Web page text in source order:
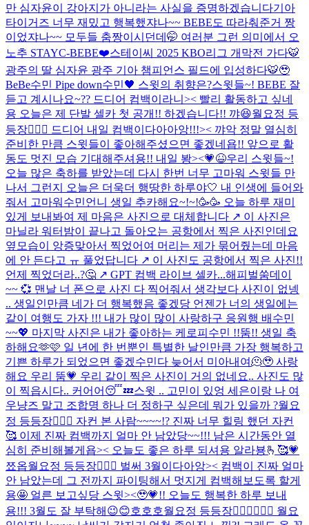
만 심자윤이 강아지가 아니라는 사실을 증명하겠습니다기아
타이거즈 너무 재밌고 행복했쟈나~~ BEBE도 따라춰준거 짱
이었쟈나~~ 모두들 춤짱이시던데🤭 여러분 그런 의미에서 오
노추 STAYC-BEBE❤️스테이씨 2025 KBO리그 개막전 가다🐯
광주의 딸 심자윤 광주 기아 챔피언스 필드에 입성하다🐯🥹
BeBe수민 Pipe down수민🖤 스윗의 취향은?스윗들~! BEBE 잘
듣고 계시나요~?? 드디어 컴백이라니>< 빨리 활동하고 싶네
용 오늘은 제 단발 셀카 첫 공개!! 하겠습니다!! 꺄😆월요정 등
등장🧚🏻‍♀️ 드디어 내일 컴백이다아아앙!!!>< 꺄악 정말 열심히
준비한 만큼 스윗들이 좋아해주셨으면 좋겠네욥!! 앞으로 활
동도 멋진 모습 기대해주셔용!! 내일 봥><💗😆우리 스윗들~!
오늘 많은 축하를 받았는데 다시 한번 너무 고마워 스윗들 만
나서 그런지 오늘은 더욱더 행땅한 하루야🤍 내 인생에 들어와
줘서 고마워 수민언니 생일 추카해요~!~!🥳🥳 오늘 하루 재미
있게 보내봐여 제 마음은 사진으로 대체합니다 ↗️ 이 사진은
마닐라 워터밤이 끝나고 돌아오는 공항에서 찍은 사진인데요
옆모습이 앙증맞아서 찍었어여 머리는 제가 묶어줬는데 마음
에 안 든다고 ㅠ 풀었답니다 ↗️ 이 사진도 공항에서 찍은 사진!!
언제 찍었더라..?🤔 ↗️ GPT 컴백 라이브 셀카...해피벌쑴데이
~~ 💞 맨날 너 폰으로 사진 다 찍어줘서 생각보다 사진이 없넹
.. 생일인만큼 네가 더 행복했음 좋겠당 언젠가 너의 생일에는
같이 여행도 가자 !!! 내가 많이 많이 사랑하구 응원행 배수민
~~💖 마지막 사진은 내가 좋아하는 케로피수민 !!뚬!! 생일 축
하해요🫶🩷 일 년에 한 번뿐인 특별한 날인만큼 가장 행복하고
기쁜 하루가 되었으면 좋겠수민다 늦어서 미아내여🫠🥹 사랑
해요 우리 뚬💗 우리 같이 찍은 사진이 거의 없네요.. 사진도 많
이 찍읍시다.. 커어어😴💤스윗 .. 고민이 있엉 세은이랑 나 여
우냥즈 말고 조합명 하나 더 정하구 싶은데 뭐가 있을까 ?월요
정 등등장🧚🏻‍♀️ 자컨 본 사람~~~~!? 진짜 너무 힐링 했던 자컨
🥰 이제 진짜 컴백까지 얼마 안 남았당~~!!! 남은 시간동안 열
심히 준비해볼게욥>< 오늘도 좋은 하루 되셔용 알라뵹🫰🥰💗
쬬옵월요정 등등장🧚🏻‍♀️ 벌써 3월이다아앙>< 컴백이 진짜 얼마
안 남았는데 그 전까지 파이팅해서 멋지게 컴백해보도록 할게
용🤩 얼른 보고싶당 스윗><🥹💗!! 오늘도 행복한 하루 보내
용!!! 3월도 잘 부탁해😉😊호호호월요정 등등장🧚🏻‍♀️🧚🏻‍♀️ 월요